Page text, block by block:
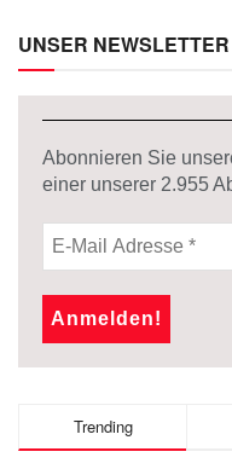
UNSER NEWSLETTER
Abonnieren Sie
einer unserer 2.955
Trending